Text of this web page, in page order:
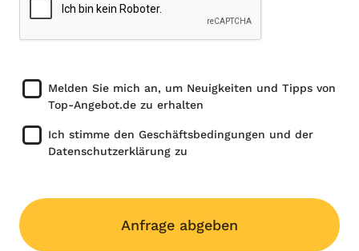
Melden Sie mich an, um Neuigkeiten und Tipps von
Top-Angebot.de zu erhalten
Ich stimme den Geschäftsbedingungen und der
Datenschutzerklärung zu
Anfrage abgeben